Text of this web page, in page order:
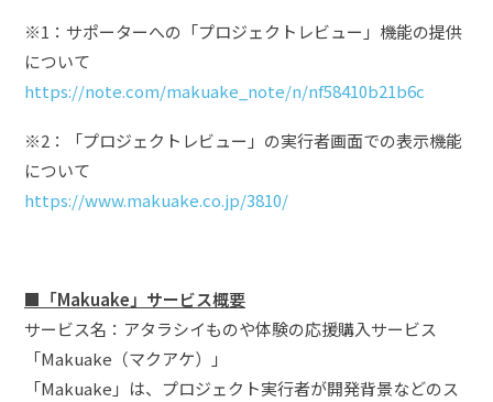
※1：サポーターへの「プロジェクトレビュー」機能の提供
について
https://note.com/makuake_note/n/nf58410b21b6c
※2：「プロジェクトレビュー」の実行者画面での表示機能
について
https://www.makuake.co.jp/3810/
■ 「Makuake」サービス概要
サービス名：アタラシイものや体験の応援購入サービス
「Makuake（マクアケ）」
「Makuake」は、プロジェクト実行者が開発背景などのス